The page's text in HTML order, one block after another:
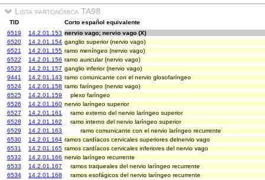
Lista partonómica TA98
TID
Corto español equivalente
6519
14.2.01.153 nervio vago; nervio vago (X)
6520
14.2.01.154 ganglio superior (nervio vago)
6521
14.2.01.155 ramo meníngeo (nervio vago)
6522
14.2.01.156 ramo auricular (nervio vago)
6523
14.2.01.157 ganglio inferior (nervio vago)
9441
14.2.01.143 ramo comunicante con el nervio glosofaríngeo
6524
14.2.01.158 ramo faríngeo (nervio vago)
6525
14.2.01.159
plexo faríngeo
6526
14.2.01.160 nervio laríngeo superior
6527
14.2.01.161
ramo externo del nervio laríngeo superior
6528
14.2.01.162
ramo interno del nervio laríngeo superior
6529
14.2.01.163
ramo comunicante con el nervio laríngeo recurrente
6530
14.2.01.164 ramos cardíacos cervicales superiores delnervio vago
6531
14.2.01.165 ramos cardíacos cervicales inferiores del nervio vago
6532
14.2.01.166 nervio laríngeo recurrente
6533
14.2.01.167
ramos traqueales del nervio laríngeo recurrente
6534
14.2.01.168
ramos esofágicos del nervio laríngeo recurrente